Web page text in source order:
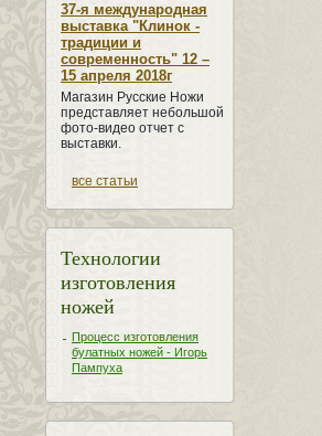
37-я международная
выставка "Клинок -
традиции и
современность" 12 –
15 апреля 2018г
Магазин Русские Ножи
представляет небольшой
фото-видео отчет с
выставки.
все статьи
Технологии
изготовления
ножей
Процесс изготовления
булатных ножей - Игорь
Пампуха